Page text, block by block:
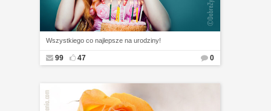
Wszystkiego co najlepsze na urodziny!
99 47 0